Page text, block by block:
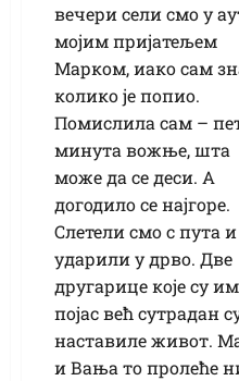
вечери сели смо у
мојим пријатељем
Марком, иако сам
колико је попио.
Помислила сам –
минута вожње, шта
може да се деси. А
догодило се најгоре.
Слетели смо с пута и
ударили у дрво. Две
другарице које су
појас већ сутрадан
наставиле живот.
и Вања то пролеће